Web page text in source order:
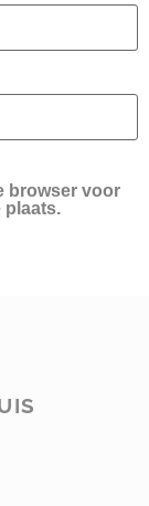
browser voor
plaats.